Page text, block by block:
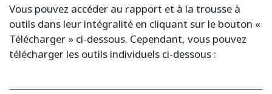
Vous pouvez accéder au rapport et à la trousse à
outils dans leur intégralité en cliquant sur le bouton «
Télécharger » ci-dessous. Cependant, vous pouvez
télécharger les outils individuels ci-dessous :